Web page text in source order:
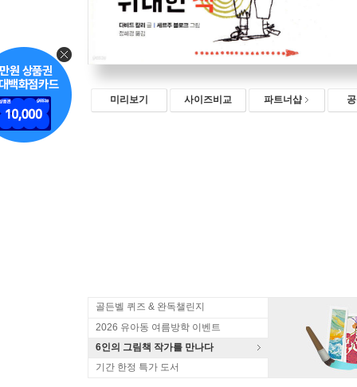
미리보기 사이즈비교 파트너샵
골든벨 퀴즈 & 완독챌린지
2026 유아동 여름방학 이벤트
6인의 그림책 작가를 만나다
기간 한정 특가 도서